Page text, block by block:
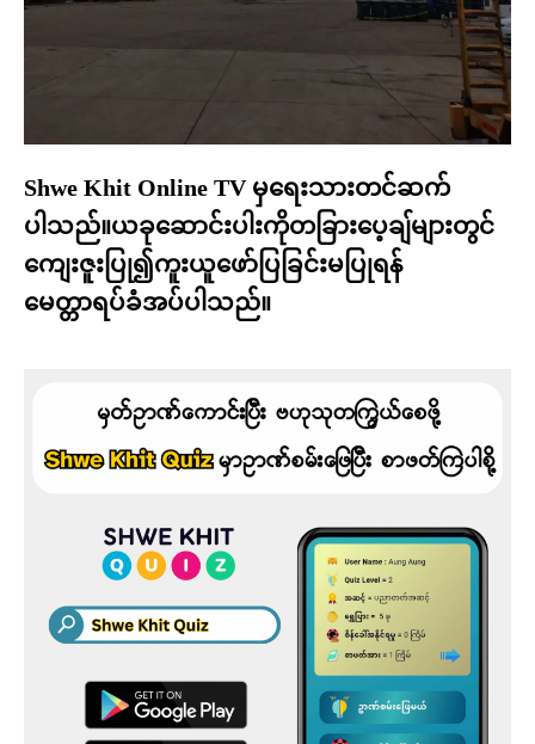
Shwe Khit Online TV မှရေးသားတင်ဆက်
ပါသည်။ယခုဆောင်းပါးကိုတခြားပေ့ချ်များတွင်
ကျေးဇူးပြု၍ကူးယူဖော်ပြခြင်းမပြုရန်
မေတ္တာရပ်ခံအပ်ပါသည်။